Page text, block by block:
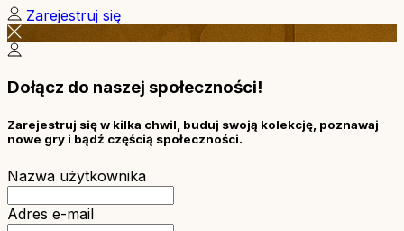
Zarejestruj się
Dołącz do naszej społeczności!
Zarejestruj się w kilka chwil, buduj swoją kolekcję, poznawaj
nowe gry i bądź częścią społeczności.
Nazwa użytkownika
Adres e-mail